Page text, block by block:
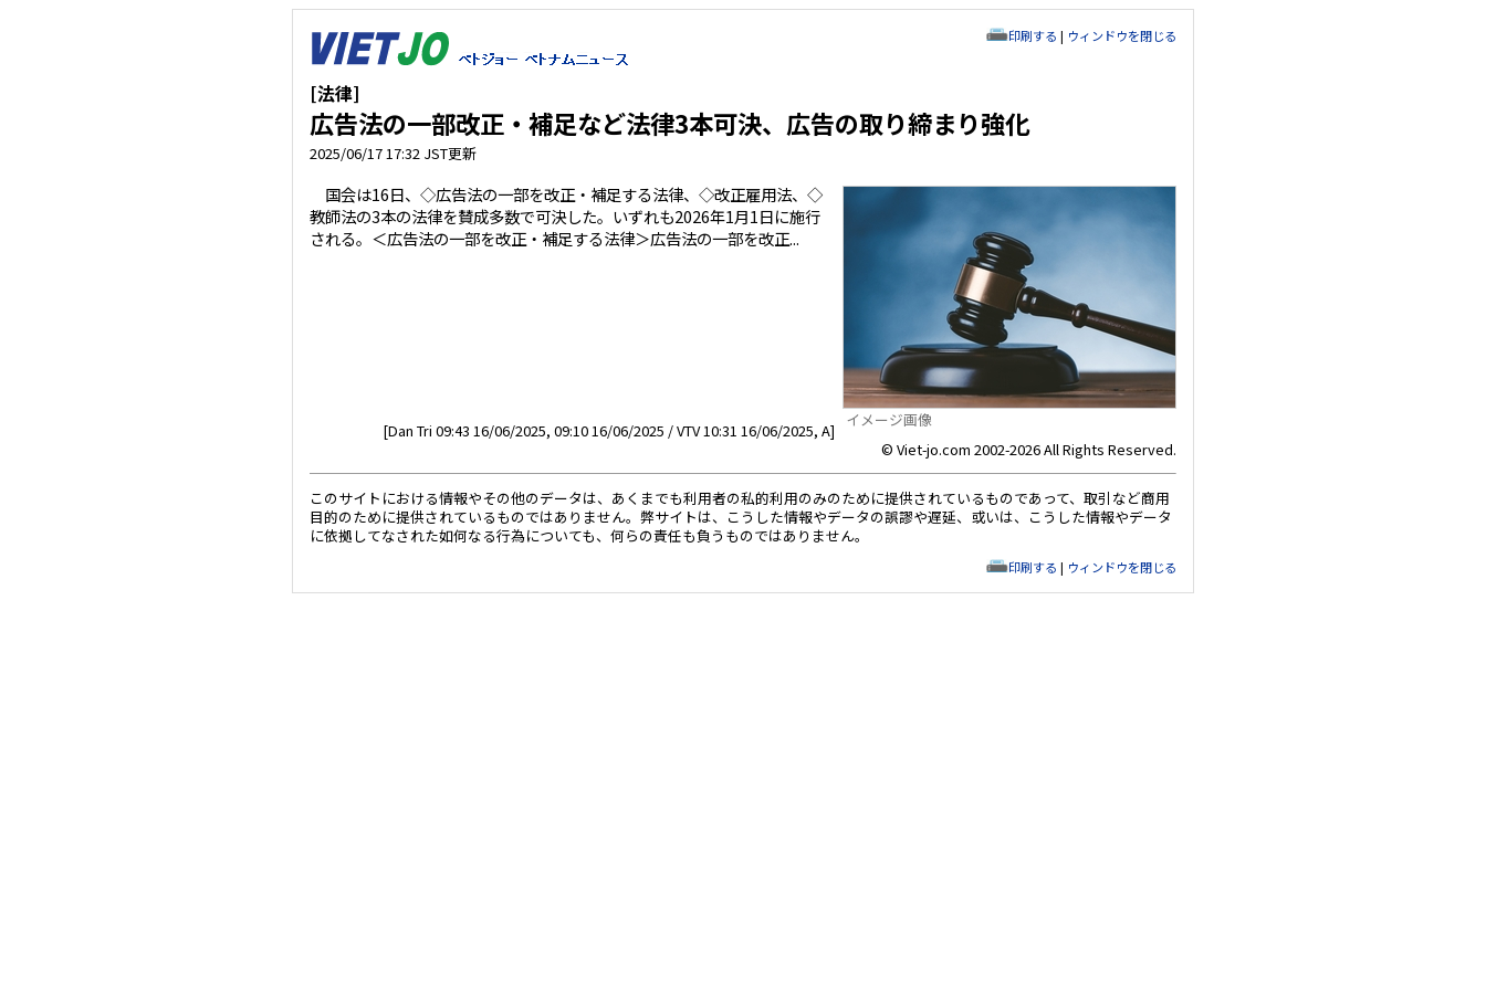
印刷する | ウィンドウを閉じる
[法律]
広告法の一部改正・補足など法律3本可決、広告の取り締まり強化
2025/06/17 17:32 JST更新
イメージ画像
国会は16日、◇広告法の一部を改正・補足する法律、◇改正雇用法、◇
教師法の3本の法律を賛成多数で可決した。いずれも2026年1月1日に施行
される。＜広告法の一部を改正・補足する法律＞広告法の一部を改正...
[Dan Tri 09:43 16/06/2025, 09:10 16/06/2025 / VTV 10:31 16/06/2025, A]
© Viet-jo.com 2002-2026 All Rights Reserved.
このサイトにおける情報やその他のデータは、あくまでも利用者の私的利用のみのために提供されているものであって、取引など商用
目的のために提供されているものではありません。弊サイトは、こうした情報やデータの誤謬や遅延、或いは、こうした情報やデータ
に依拠してなされた如何なる行為についても、何らの責任も負うものではありません。
印刷する | ウィンドウを閉じる